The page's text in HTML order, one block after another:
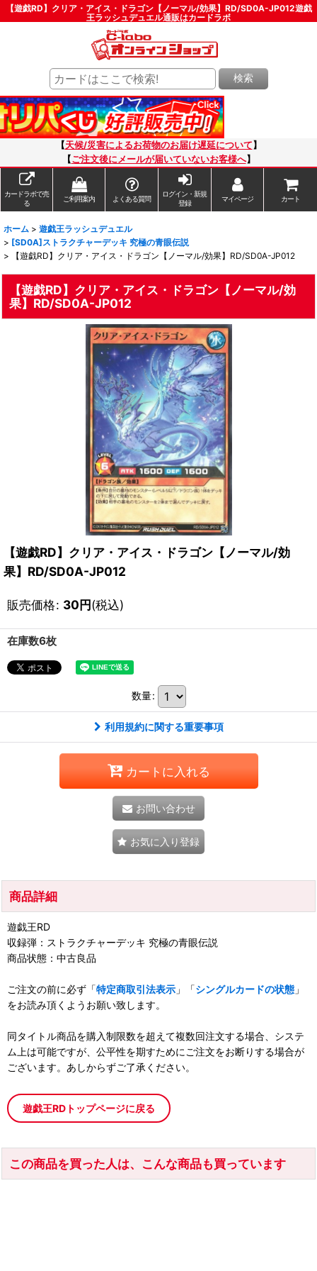
【遊戯RD】クリア・アイス・ドラゴン【ノーマル/効果】RD/SD0A-JP012遊戯
王ラッシュデュエル通販はカードラボ
検索
【天候/災害によるお荷物のお届け遅延について 】
【ご注文後にメールが届いていないお客様へ】
カードラボで売
る
ご利用案内 よくある質問
ログイン・新規
登録
マイページ カート
ホーム > 遊戯王ラッシュデュエル
> [SD0A]ストラクチャーデッキ 究極の青眼伝説
>
【遊戯RD】クリア・アイス・ドラゴン【ノーマル/効果】RD/SD0A-JP012
【遊戯RD】クリア・アイス・ドラゴン【ノーマル/効
果】RD/SD0A-JP012
【遊戯RD】クリア・アイス・ドラゴン【ノーマル/効
果】RD/SD0A-JP012
販売価格: 30円(税込)
在庫数6枚
数量:
利用規約に関する重要事項
カートに入れる
お問い合わせ
お気に入り登録
商品詳細
遊戯王RD
収録弾：ストラクチャーデッキ 究極の青眼伝説
商品状態：中古良品
ご注文の前に必ず「特定商取引法表示 」「シングルカードの状態 」
をお読み頂くようお願い致します。
同タイトル商品を購入制限数を超えて複数回注文する場合、システ
ム上は可能ですが、公平性を期すためにご注文をお断りする場合が
ございます。あしからずご了承ください。
遊戯王RDトップページに戻る
この商品を買った人は、こんな商品も買っています